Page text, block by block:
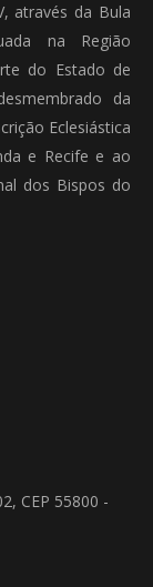
através da Bula
na Região
do Estado de
da
Eclesiástica
e Recife e ao
dos Bispos do
CEP 55800 -